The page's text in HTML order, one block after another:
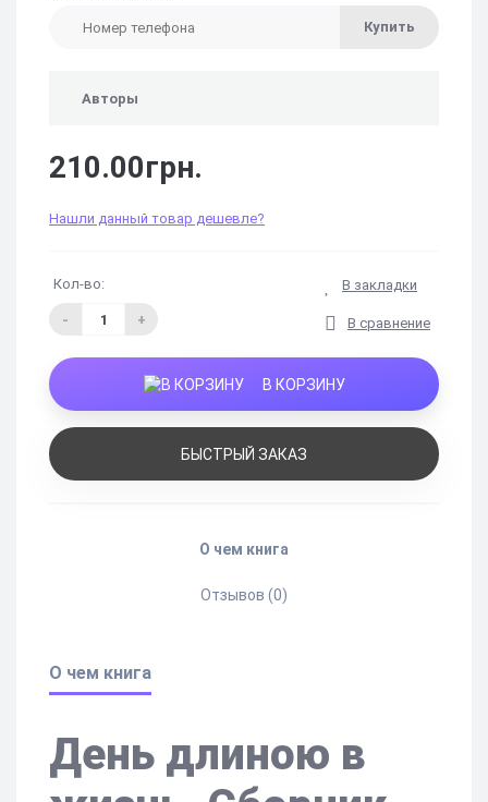
Купить
Авторы
210.00грн.
Нашли данный товар дешевле?
Кол-во:
- +
В закладки
В сравнение
В КОРЗИНУ
БЫСТРЫЙ ЗАКАЗ
О чем книга
Отзывов (0)
О чем книга
День длиною в